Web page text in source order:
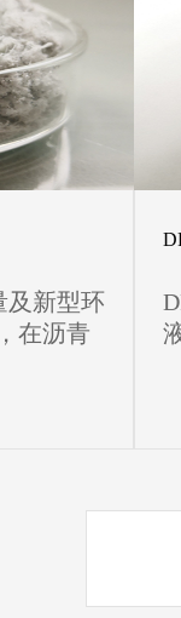
及新型环
在沥青